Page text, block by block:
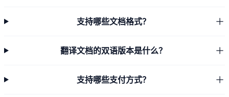
支持哪些文档格式？
翻译文档的双语版本是什么？
支持哪些支付方式？